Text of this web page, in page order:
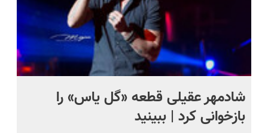
شادمهر عقیلی قطعه «گل یاس» را
بازخوانی کرد | ببینید